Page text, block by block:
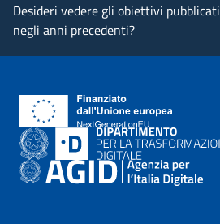
Desideri vedere gli obiettivi pubblicati
negli anni precedenti?